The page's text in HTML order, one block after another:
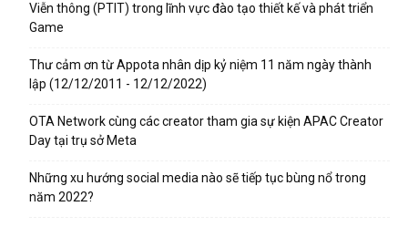
Viễn thông (PTIT) trong lĩnh vực đào tạo thiết kế và phát triển
Game
Thư cảm ơn từ Appota nhân dịp kỷ niệm 11 năm ngày thành
lập (12/12/2011 - 12/12/2022)
OTA Network cùng các creator tham gia sự kiện APAC Creator
Day tại trụ sở Meta
Những xu hướng social media nào sẽ tiếp tục bùng nổ trong
năm 2022?